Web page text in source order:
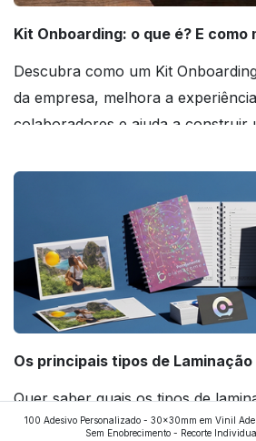
Kit Onboarding: o que é? E como
Descubra como um Kit
da empresa, melhora a
colaboradores e ajuda a construir
Os principais tipos de
Quer saber quais os tipos de
aplicados nos impressos da
100 Adesivo Personalizado - 30x30mm em Vinil
Sem Enobrecimento - Recorte